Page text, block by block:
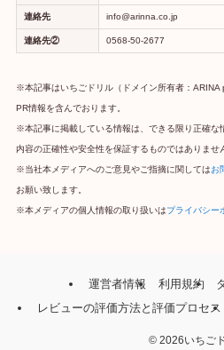
連絡先 info@arinna.co.jp
連絡先② 0568-50-2677
※本記事はいちごドリル（ドメイン所有者：
PR情報を含んでおります。
※本記事に掲載している情報は、できる限り正確な
内容の正確性や安全性を保証するものではありませ
※当社本メディアへのご意見やご指摘に関してはお
お願い致します。
※本メディアの個人情報の取り扱いはプライバシー
運営者情報 利用規約
レビューの評価方法と評価プロセス
© 2026いちご